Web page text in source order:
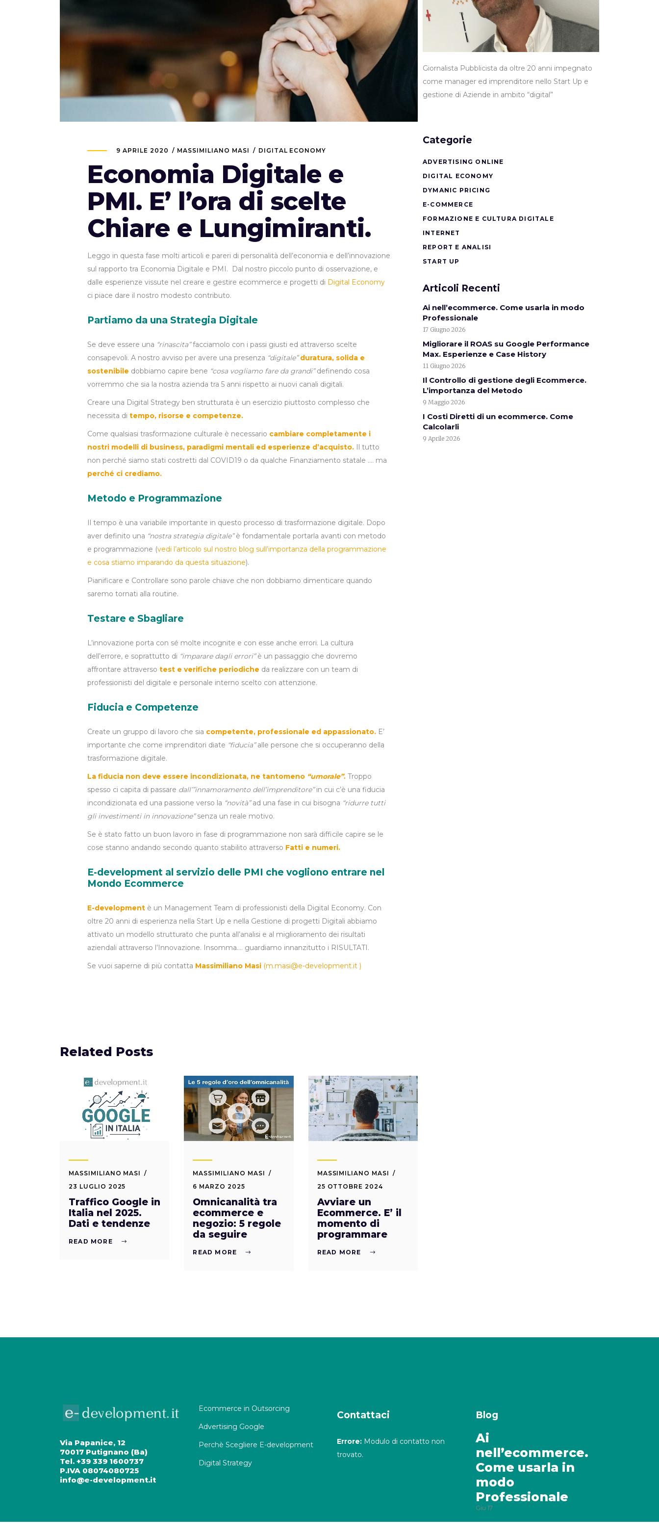
9 APRILE 2020 MASSIMILIANO MASI DIGITAL ECONOMY
Economia Digitale e
PMI. E’ l’ora di scelte
Chiare e Lungimiranti.
Leggo in questa fase molti articoli e pareri di personalità dell’economia e dell’innovazione
sul rapporto tra Economia Digitale e PMI. Dal nostro piccolo punto di osservazione, e
dalle esperienze vissute nel creare e gestire ecommerce e progetti di Digital Economy
ci piace dare il nostro modesto contributo.
Partiamo da una Strategia Digitale
Se deve essere una “rinascita”facciamolo con i passi giusti ed attraverso scelte
consapevoli. A nostro avviso per avere una presenza “digitale” duratura, solida e
sostenibile dobbiamo capire bene “cosa vogliamo fare da grandi”definendo cosa
vorremmo che sia la nostra azienda tra 5 anni rispetto ai nuovi canali digitali.
Creare una Digital Strategy ben strutturata è un esercizio piuttosto complesso che
necessita di tempo, risorse e competenze.
Come qualsiasi trasformazione culturale è necessario cambiare completamente i
nostri modelli di business, paradigmi mentali ed esperienze d’acquisto. Il tutto
non perché siamo stati costretti dal COVID19 o da qualche Finanziamento statale …. ma
perché ci crediamo.
Metodo e Programmazione
Il tempo è una variabile importante in questo processo di trasformazione digitale. Dopo
aver definito una “nostra strategia digitale”è fondamentale portarla avanti con metodo
e programmazione (vedi l’articolo sul nostro blog sull’importanza della programmazione
e cosa stiamo imparando da questa situazione).
Pianificare e Controllare sono parole chiave che non dobbiamo dimenticare quando
saremo tornati alla routine.
Testare e Sbagliare
L’innovazione porta con sé molte incognite e con esse anche errori. La cultura
dell’errore, e soprattutto di “imparare dagli errori”è un passaggio che dovremo
affrontare attraverso test e verifiche periodiche da realizzare con un team di
professionisti del digitale e personale interno scelto con attenzione.
Fiducia e Competenze
Create un gruppo di lavoro che sia competente, professionale ed appassionato. E’
importante che come imprenditori diate “fiducia”alle persone che si occuperanno della
trasformazione digitale.
La fiducia non deve essere incondizionata, ne tantomeno “umorale”. Troppo
spesso ci capita di passare dall’”innamoramento dell’imprenditore”in cui c’è una fiducia
incondizionata ed una passione verso la “novità”ad una fase in cui bisogna “ridurre tutti
gli investimenti in innovazione”senza un reale motivo.
Se è stato fatto un buon lavoro in fase di programmazione non sarà difficile capire se le
cose stanno andando secondo quanto stabilito attraverso Fatti e numeri.
E-development al servizio delle PMI che vogliono entrare nel
Mondo Ecommerce
E-development è un Management Team di professionisti della Digital Economy. Con
oltre 20 anni di esperienza nella Start Up e nella Gestione di progetti Digitali abbiamo
attivato un modello strutturato che punta all’analisi e al miglioramento dei risultati
aziendali attraverso l’Innovazione. Insomma…. guardiamo innanzitutto i RISULTATI.
Se vuoi saperne di più contatta Massimiliano Masi (m.masi@e-development.it )
Related Posts
MASSIMILIANO MASI
23 LUGLIO 2025
Traffico Google in
Italia nel 2025.
Dati e tendenze
READ MORE
MASSIMILIANO MASI
6 MARZO 2025
Omnicanalità tra
ecommerce e
negozio: 5 regole
da seguire
READ MORE
MASSIMILIANO MASI
25 OTTOBRE 2024
Avviare un
Ecommerce. E’ il
momento di
programmare
READ MORE
Giornalista Pubblicista da oltre 20 anni impegnato
come manager ed imprenditore nello Start Up e
gestione di Aziende in ambito “digital”
Categorie
ADVERTISING ONLINE
DIGITAL ECONOMY
DYMANIC PRICING
E-COMMERCE
FORMAZIONE E CULTURA DIGITALE
INTERNET
REPORT E ANALISI
START UP
Articoli Recenti
Ai nell’ecommerce. Come usarla in modo
Professionale
17 Giugno 2026
Migliorare il ROAS su Google Performance
Max. Esperienze e Case History
11 Giugno 2026
Il Controllo di gestione degli Ecommerce.
L’importanza del Metodo
9 Maggio 2026
I Costi Diretti di un ecommerce. Come
Calcolarli
9 Aprile 2026
Via Papanice, 12
70017 Putignano (Ba)
Tel. +39 339 1600737
P.IVA 08074080725
info@e-development.it
Ecommerce in Outsorcing
Advertising Google
Perchè Scegliere E-development
Digital Strategy
Contattaci
Errore: Modulo di contatto non
trovato.
Blog
Ai
nell’ecommerce.
Come usarla in
modo
Professionale
Giu 17